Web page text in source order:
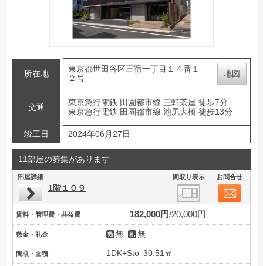
所在地
東京都世田谷区三宿一丁目１４番１
２号
地図
交通
東京急行電鉄 田園都市線 三軒茶屋 徒歩7分
東京急行電鉄 田園都市線 池尻大橋 徒歩13分
竣工日 2024年06月27日
11部屋の募集があります
部屋詳細 間取り表示 お問合せ
1階１０９
賃料・管理費・共益費 182,000円 20,000円
敷金・礼金 無 無
間取・面積 1DK+Sto 30.51㎡